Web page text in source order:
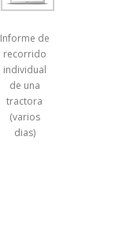
Informe de
recorrido
individual
de una
tractora
(varios
dias)